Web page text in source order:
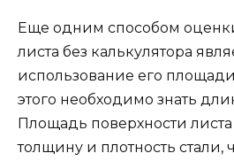
Еще одним способом
листа без калькулятора
использование его
этого необходимо знать
Площадь поверхности
толщину и плотность стали,